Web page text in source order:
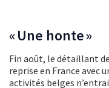
« Une honte »
Fin août, le détaillant
reprise en France avec
activités belges